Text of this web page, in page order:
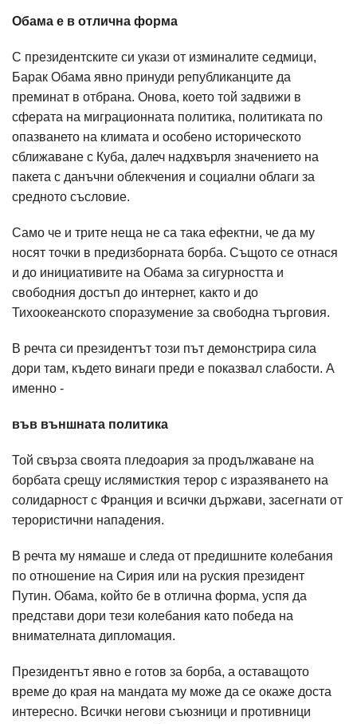
Обама е в отлична форма
С президентските си укази от изминалите седмици,
Барак Обама явно принуди републиканците да
преминат в отбрана. Онова, което той задвижи в
сферата на миграционната политика, политиката по
опазването на климата и особено историческото
сближаване с Куба, далеч надхвърля значението на
пакета с данъчни облекчения и социални облаги за
средното съсловие.
Само че и трите неща не са така ефектни, че да му
носят точки в предизборната борба. Същото се отнася
и до инициативите на Обама за сигурността и
свободния достъп до интернет, както и до
Тихоокеанското споразумение за свободна търговия.
В речта си президентът този път демонстрира сила
дори там, където винаги преди е показвал слабости. А
именно -
във външната политика
Той свърза своята пледоария за продължаване на
борбата срещу ислямисткия терор с изразяването на
солидарност с Франция и всички държави, засегнати от
терористични нападения.
В речта му нямаше и следа от предишните колебания
по отношение на Сирия или на руския президент
Путин. Обама, който бе в отлична форма, успя да
представи дори тези колебания като победа на
внимателната дипломация.
Президентът явно е готов за борба, а оставащото
време до края на мандата му може да се окаже доста
интересно. Всички негови съюзници и противници